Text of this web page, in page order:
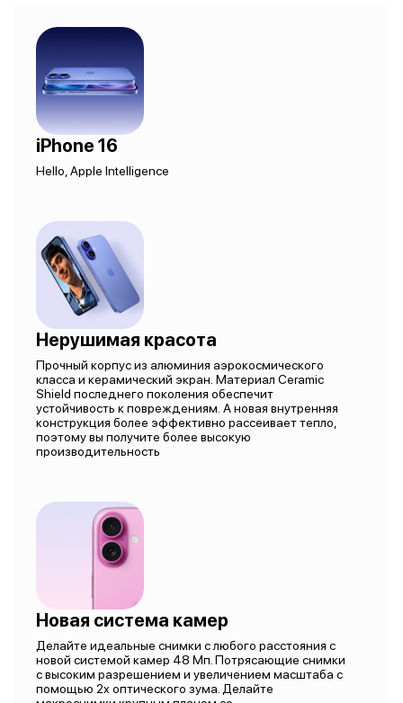
iPhone 16
Hello, Apple Intelligence
Нерушимая красота
Прочный корпус из алюминия аэрокосмического
класса и керамический экран. Материал Ceramic
Shield последнего поколения обеспечит
устойчивость к повреждениям. А новая внутренняя
конструкция более эффективно рассеивает тепло,
поэтому вы получите более высокую
производительность
Новая система камер
Делайте идеальные снимки с любого расстояния с
новой системой камер 48 Мп. Потрясающие снимки
с высоким разрешением и увеличением масштаба с
помощью 2х оптического зума. Делайте